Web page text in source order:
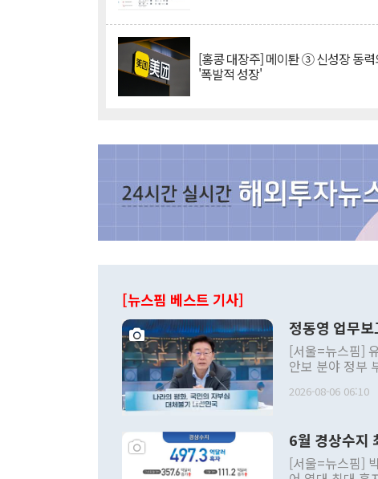
[홍콩 대장주] 메이퇀 ③ 신성장 동력
'폭발적 성장'
[뉴스핌 베스트 기사]
정동영 업무
[서울=뉴스핌]
안보 분야 정부
발언 중에는 정
주의적 희망에
관의 대북 정책
관 부처 장관이
2026-08-06 06:10
6월 경상수지
[서울=뉴스핌]